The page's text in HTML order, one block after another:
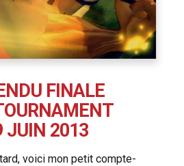
FINALE
JUIN 2013
voici mon petit compte-